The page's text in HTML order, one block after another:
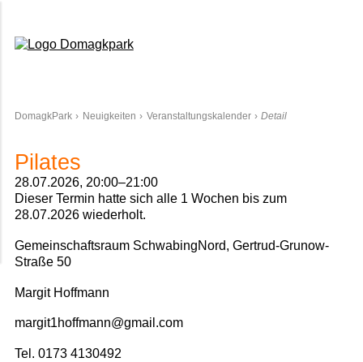
DomagkPark Neuigkeiten Veranstaltungskalender Detail
Pilates
28.07.2026, 20:00–21:00
Dieser Termin hatte sich alle 1 Wochen bis zum
28.07.2026 wiederholt.
Gemeinschaftsraum SchwabingNord, Gertrud-Grunow-
Straße 50
Margit Hoffmann
margit1hoffmann@gmail.com
Tel. 0173 4130492